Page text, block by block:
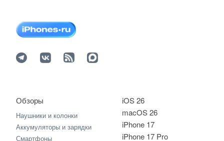
iOS 26
macOS 26
iPhone 17
iPhone 17 Pro
Обзоры
Наушники и колонки
Аккумуляторы и зарядки
Смартфоны